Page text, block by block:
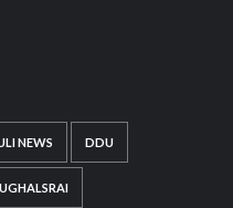
NEWS DDU